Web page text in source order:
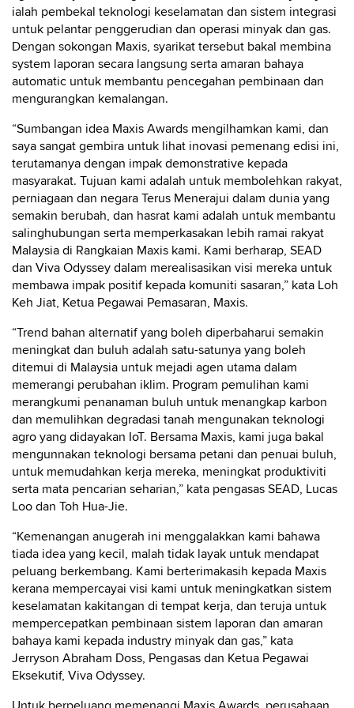
ialah pembekal teknologi keselamatan dan sistem integrasi
untuk pelantar penggerudian dan operasi minyak dan gas.
Dengan sokongan Maxis, syarikat tersebut bakal membina
system laporan secara langsung serta amaran bahaya
automatic untuk membantu pencegahan pembinaan dan
mengurangkan kemalangan.
“Sumbangan idea Maxis Awards mengilhamkan kami, dan
saya sangat gembira untuk lihat inovasi pemenang edisi ini,
terutamanya dengan impak demonstrative kepada
masyarakat. Tujuan kami adalah untuk membolehkan rakyat,
perniagaan dan negara Terus Menerajui dalam dunia yang
semakin berubah, dan hasrat kami adalah untuk membantu
salinghubungan serta memperkasakan lebih ramai rakyat
Malaysia di Rangkaian Maxis kami. Kami berharap, SEAD
dan Viva Odyssey dalam merealisasikan visi mereka untuk
membawa impak positif kepada komuniti sasaran,” kata Loh
Keh Jiat, Ketua Pegawai Pemasaran, Maxis.
“Trend bahan alternatif yang boleh diperbaharui semakin
meningkat dan buluh adalah satu-satunya yang boleh
ditemui di Malaysia untuk mejadi agen utama dalam
memerangi perubahan iklim. Program pemulihan kami
merangkumi penanaman buluh untuk menangkap karbon
dan memulihkan degradasi tanah mengunakan teknologi
agro yang didayakan IoT. Bersama Maxis, kami juga bakal
mengunnakan teknologi bersama petani dan penuai buluh,
untuk memudahkan kerja mereka, meningkat produktiviti
serta mata pencarian seharian,” kata pengasas SEAD, Lucas
Loo dan Toh Hua-Jie.
“Kemenangan anugerah ini menggalakkan kami bahawa
tiada idea yang kecil, malah tidak layak untuk mendapat
peluang berkembang. Kami berterimakasih kepada Maxis
kerana mempercayai visi kami untuk meningkatkan sistem
keselamatan kakitangan di tempat kerja, dan teruja untuk
mempercepatkan pembinaan sistem laporan dan amaran
bahaya kami kepada industry minyak dan gas,” kata
Jerryson Abraham Doss, Pengasas dan Ketua Pegawai
Eksekutif, Viva Odyssey.